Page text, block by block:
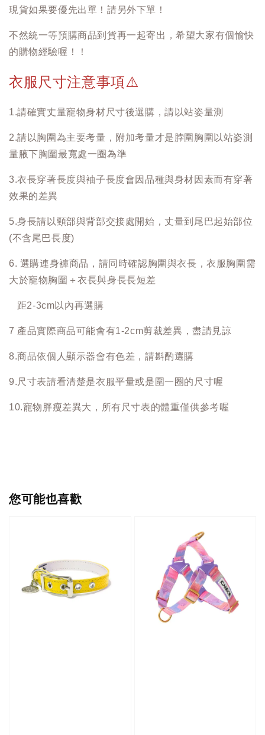
現貨如果要優先出單！請另外下單！
不然統一等預購商品到貨再一起寄出，希望大家有個愉快
的購物經驗喔！！
衣服尺寸注意事項⚠️
1.請確實丈量寵物身材尺寸後選購，請以站姿量測
2.請以胸圍為主要考量，附加考量才是脖圍胸圍以站姿測
量腋下胸圍最寬處一圈為準
3.衣長穿著長度與袖子長度會因品種與身材因素而有穿著
效果的差異
5.身長請以頸部與背部交接處開始，丈量到尾巴起始部位
(不含尾巴長度)
6. 選購連身褲商品，請同時確認胸圍與衣長，衣服胸圍需
大於寵物胸圍＋衣長與身長長短差
距2-3cm以內再選購
7 產品實際商品可能會有1-2cm剪裁差異，盡請見諒
8.商品依個人顯示器會有色差，請斟酌選購
9.尺寸表請看清楚是衣服平量或是圍一圈的尺寸喔
10.寵物胖瘦差異大，所有尺寸表的體重僅供參考喔
您可能也喜歡